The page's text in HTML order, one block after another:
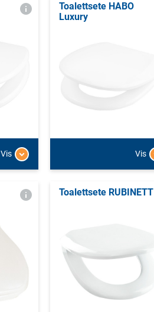
Vis
Toalettsete HABO
Luxury
Vis
Toalettsete RUBINETT